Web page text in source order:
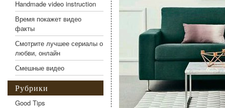
Handmade video instruction
Время покажет видео
факты
Смотрите лучшее сериалы о
любви, онлайн
Смешные видео
Рубрики
Good Tips